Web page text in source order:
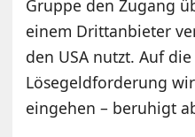
Gruppe den Zugang
einem Drittanbieter
den USA nutzt. Auf
Lösegeldforderung
eingehen – beruhigt